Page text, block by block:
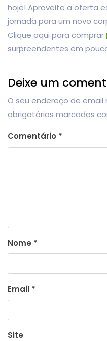
hoje! Aproveite a oferta
jornada para um novo
Clique aqui para comprar
surpreendentes em
Deixe um
O seu endereço de email
obrigatórios marcados
Comentário *
Nome *
Email *
Site